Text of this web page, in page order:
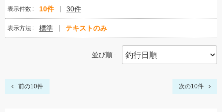
表示件数 10件 30件
表示方法 標準 テキストのみ
並び順
前の10件 次の10件